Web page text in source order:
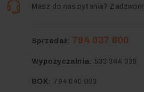
Masz do nas pytania? Zadzwoń!
Sprzedaż: 794 037 600
Wypożyczalnia: 533 344 339
BOK: 794 040 903